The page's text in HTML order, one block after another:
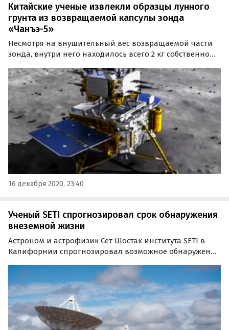
Китайские ученые извлекли образцы лунного
грунта из возвращаемой капсулы зонда
«Чанъэ-5»
Несмотря на внушительный вес возвращаемой части
зонда, внутри него находилось всего 2 кг собственно
грунта ознаменовало успешное окончание 23-дневной
миссии китайского аппарата «Чанъэ-5» (Chang’e-5)…
16 декабря 2020, 23:40
Ученый SETI спрогнозировал срок обнаружения
внеземной жизни
Астроном и астрофизик Сет Шостак института SETI в
Калифорнии спрогнозировал возможное обнаружение
интервью порталу The Debrief он сослался на закон
Мура.